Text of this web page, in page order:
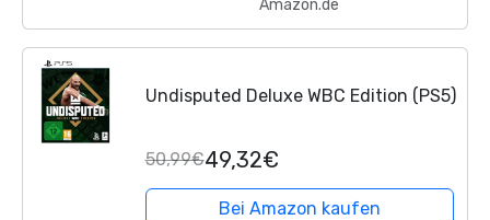
Amazon.de
Undisputed Deluxe WBC Edition (PS5)
50,99€49,32€
Bei Amazon kaufen